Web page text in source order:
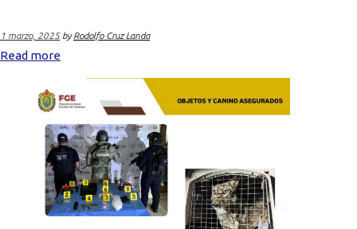
1 marzo, 2025 byRodolfo Cruz Landa
Read more